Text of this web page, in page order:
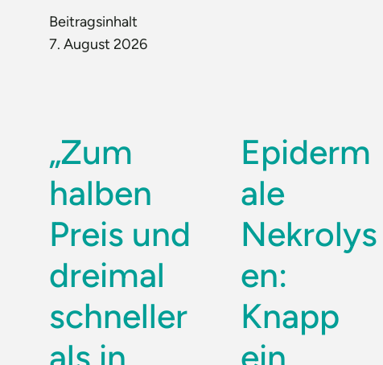
Beitragsinhalt
7. August 2026
„Zum
halben
Preis und
dreimal
schneller
Epiderm
ale
Nekrolys
en:
Knapp